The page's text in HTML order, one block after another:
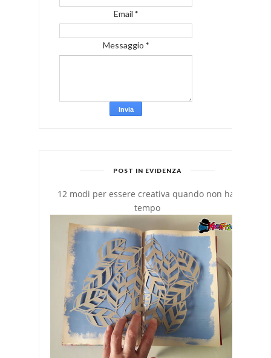
Email *
Messaggio *
POST IN EVIDENZA
12 modi per essere creativa quando non hai
tempo